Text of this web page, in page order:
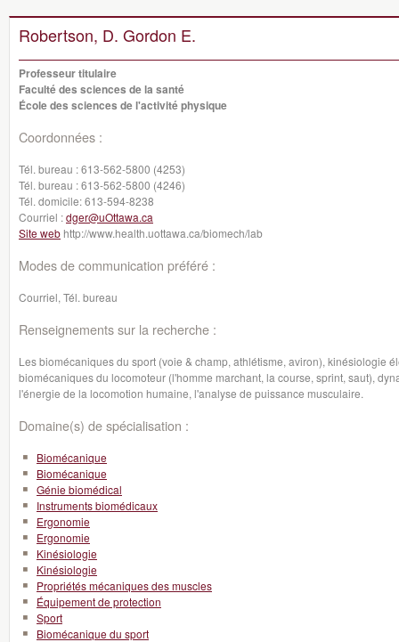
Robertson, D. Gordon E.
Professeur titulaire
Faculté des sciences de la santé
École des sciences de l'activité physique
Coordonnées :
Tél. bureau :613-562-5800 (4253)
Tél. bureau :613-562-5800 (4246)
Tél. domicile:613-594-8238
Courriel :dger@uOttawa.ca
Site web http://www.health.uottawa.ca/biomech/lab
Modes de communication préféré :
Courriel, Tél. bureau
Renseignements sur la recherche :
Les biomécaniques du sport (voie & champ, athlétisme, aviron), kinésiologie
biomécaniques du locomoteur (l'homme marchant, la course, sprint, saut),
l'énergie de la locomotion humaine, l'analyse de puissance musculaire.
Domaine(s) de spécialisation :
Biomécanique
Biomécanique
Génie biomédical
Instruments biomédicaux
Ergonomie
Ergonomie
Kinésiologie
Kinésiologie
Propriétés mécaniques des muscles
Équipement de protection
Sport
Biomécanique du sport